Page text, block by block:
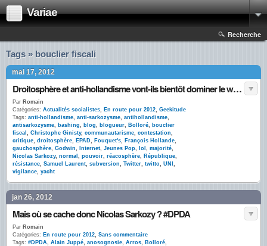
Variae
Recherche
Tags » bouclier fiscali
mai 17, 2012
Droitosphère et anti-hollandisme vont-ils bientôt dominer le web ?
Par Romain
Catégories: Actualités socialistes, En route pour 2012, Geekitude
Tags: anti-hollandisme, anti-sarkozysme, antihollandisme,
antisarkozysme, bashing, blog, blogueur, Bolloré, bouclier
fiscal , Christophe Ginisty, communautarisme, contestation,
critique, droitosphère, EPAD, Fouquet's, François Hollande,
gauchosphère, Godwin, Internet, Jeunes Pop, lol , majorité,
Nicolas Sarkozy, normal , pouvoir, réacosphère, République,
résistance, Samuel Laurent, subversion, Twitter, twitto, UNI ,
vigilance, yacht
jan 26, 2012
Mais où se cache donc Nicolas Sarkozy ? #DPDA
Par Romain
Catégories: En route pour 2012, Sans commentaire
Tags: #DPDA, Alain Juppé, anosognosie, Arros, Bolloré,